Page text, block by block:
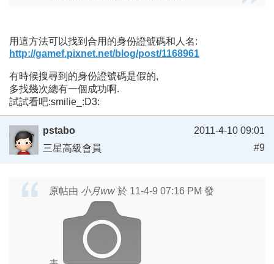
用這方法可以找到合用的身份證號碼和人名:
http://gamef.pixnet.net/blog/post/1168961
有時候搜尋到的身份證號碼是假的,
多找幾次總有一個成功啊.
試試看吧:smilie_:D3:
pstabo
三星高級會員
2011-4-10 09:01
#9
原帖由 小月ww於 11-4-9 07:16 PM 發